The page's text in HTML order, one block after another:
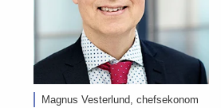
Magnus Vesterlund, chefsekonom